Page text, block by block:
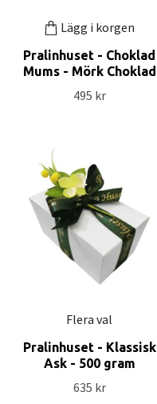
Lägg i korgen
Pralinhuset - Choklad
Mums - Mörk Choklad
495 kr
Flera val
Pralinhuset - Klassisk
Ask - 500 gram
635 kr